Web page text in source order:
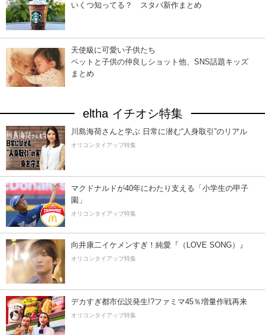
いくつ知ってる？ スタバ新作まとめ
天使級に可愛い子供たち
ペットと子供の仲良しショット他、SNS話題キッズ
まとめ
eltha イチオシ特集
川島海荷さんと学ぶ 日常に潜む“人身取引”のリアル
オリコンタイアップ特集
マクドナルドが40年にわたり支える「小学生の甲子
園」
オリコンタイアップ特集
向井康二イケメンすぎ！純愛『（LOVE SONG）』
オリコンタイアップ特集
デカすぎ都市伝説発生!?ファミマ45％増量作戦再来
オリコンタイアップ特集